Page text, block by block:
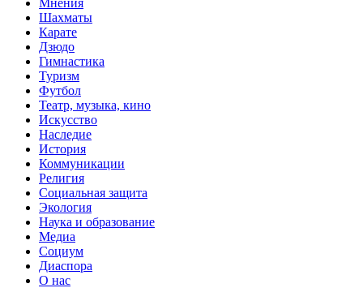
Мнения
Шахматы
Карате
Дзюдо
Гимнастика
Туризм
Футбол
Театр, музыка, кино
Искусство
Наследие
История
Коммуникации
Религия
Социальная защита
Экология
Наука и образование
Медиа
Социум
Диаспора
О нас